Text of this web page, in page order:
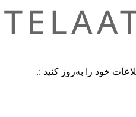
را به‌روز کنید :.